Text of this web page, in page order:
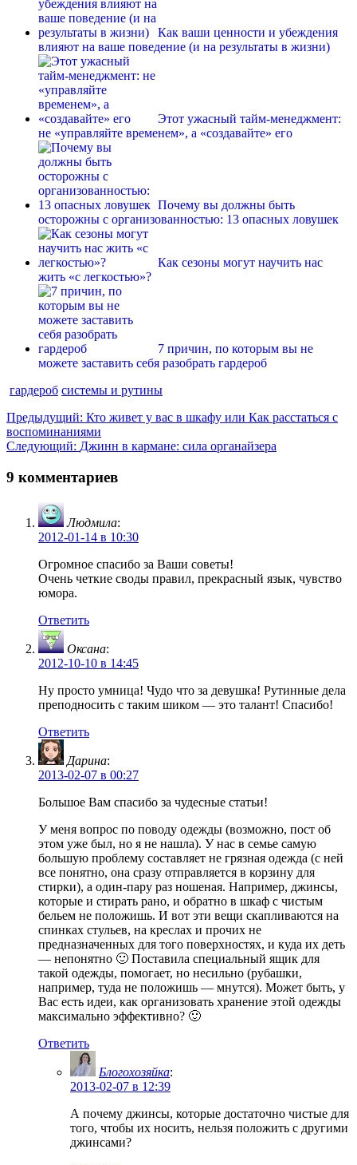
Как ваши ценности и убеждения
влияют на ваше поведение (и на результаты в жизни)
Этот ужасный тайм-менеджмент:
не «управляйте временем», а «создавайте» его
Почему вы должны быть
осторожны с организованностью: 13 опасных ловушек
Как сезоны могут научить нас
жить «с легкостью»?
7 причин, по которым вы не
можете заставить себя разобрать гардероб
гардероб системы и рутины
Навигация
по
Предыдущий: Предыдущая
запись:
Кто живет у вас в шкафу или Как расстаться с
воспоминаниями
Следующий: Следующая
Джинн в кармане: сила органайзера
9 комментариев
Людмила:
2012-01-14 в 10:30
Огромное спасибо за Ваши советы!
Очень четкие своды правил, прекрасный язык, чувство
юмора.
Ответить
Оксана:
2012-10-10 в 14:45
Ну просто умница! Чудо что за девушка! Рутинные дела
преподносить с таким шиком — это талант! Спасибо!
Ответить
Дарина:
2013-02-07 в 00:27
Большое Вам спасибо за чудесные статьи!
У меня вопрос по поводу одежды (возможно, пост об
этом уже был, но я не нашла). У нас в семье самую
большую проблему составляет не грязная одежда (с ней
все понятно, она сразу отправляется в корзину для
стирки), а один-пару раз ношеная. Например, джинсы,
которые и стирать рано, и обратно в шкаф с чистым
бельем не положишь. И вот эти вещи скапливаются на
спинках стульев, на креслах и прочих не
предназначенных для того поверхностях, и куда их деть
— непонятно 🙂 Поставила специальный ящик для
такой одежды, помогает, но несильно (рубашки,
например, туда не положишь — мнутся). Может быть, у
Вас есть идеи, как организовать хранение этой одежды
максимально эффективно? 🙂
Ответить
Блогохозяйка:
2013-02-07 в 12:39
А почему джинсы, которые достаточно чистые для
того, чтобы их носить, нельзя положить с другими
джинсами?